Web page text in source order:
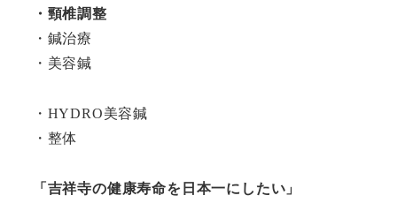
・頸椎調整
・鍼治療
・美容鍼
・HYDRO美容鍼
・整体
「吉祥寺の健康寿命を日本一にしたい」